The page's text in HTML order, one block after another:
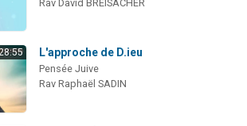
Rav David BREISACHER
L'approche de D.ieu
Pensée Juive
Rav Raphaël SADIN